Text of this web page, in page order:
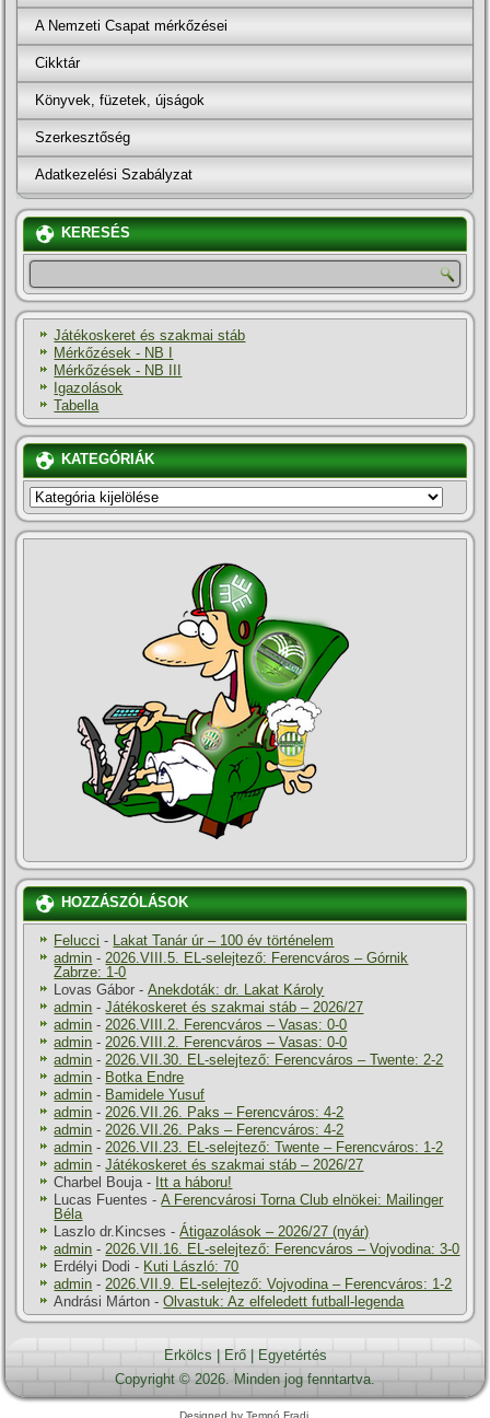
A Nemzeti Csapat mérkőzései
Cikktár
Könyvek, füzetek, újságok
Szerkesztőség
Adatkezelési Szabályzat
KERESÉS
Játékoskeret és szakmai stáb
Mérkőzések - NB I
Mérkőzések - NB III
Igazolások
Tabella
KATEGÓRIÁK
KATEGÓRIÁK
HOZZÁSZÓLÁSOK
Felucci - Lakat Tanár úr – 100 év történelem
admin -2026.VIII.5. EL-selejtező: Ferencváros – Górnik
Zabrze: 1-0
Lovas Gábor -Anekdoták: dr. Lakat Károly
admin -Játékoskeret és szakmai stáb – 2026/27
admin -2026.VIII.2. Ferencváros – Vasas: 0-0
admin -2026.VIII.2. Ferencváros – Vasas: 0-0
admin -2026.VII.30. EL-selejtező: Ferencváros – Twente: 2-2
admin - Botka Endre
admin - Bamidele Yusuf
admin -2026.VII.26. Paks – Ferencváros: 4-2
admin -2026.VII.26. Paks – Ferencváros: 4-2
admin -2026.VII.23. EL-selejtező: Twente – Ferencváros: 1-2
admin -Játékoskeret és szakmai stáb – 2026/27
Charbel Bouja- Itt a háboru!
Lucas Fuentes -A Ferencvárosi Torna Club elnökei: Mailinger
Béla
Laszlo dr.Kincses -Átigazolások – 2026/27 (nyár)
admin -2026.VII.16. EL-selejtező: Ferencváros – Vojvodina: 3-0
Erdélyi Dodi - Kuti László: 70
admin -2026.VII.9. EL-selejtező: Vojvodina – Ferencváros: 1-2
Andrási Márton -Olvastuk: Az elfeledett futball-legenda
Erkölcs | Erő| Egyetértés
Copyright © 2026. Minden jog fenntartva.
Designed by Tempó Fradi.